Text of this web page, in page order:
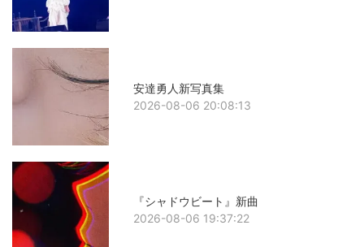
安達勇人新写真集
2026-08-06 20:08:13
『シャドウビート』新曲
2026-08-06 19:37:22